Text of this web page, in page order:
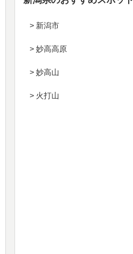
> 新潟市
> 妙高高原
> 妙高山
> 火打山